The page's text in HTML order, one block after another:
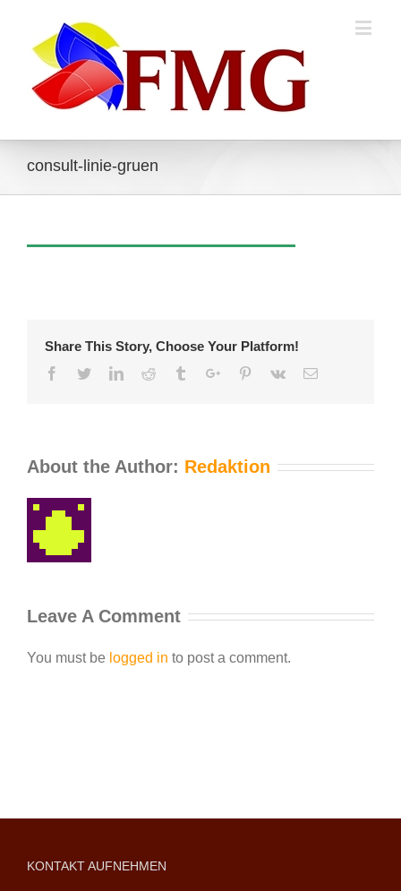
consult-linie-gruen
Share This Story, Choose Your Platform!
Facebook
TwitterLinkedinReddit TumblrGoogle+Pinterest
Vk Email
About the Author: Redaktion
Leave A Comment
You must be logged in to post a comment.
KONTAKT AUFNEHMEN